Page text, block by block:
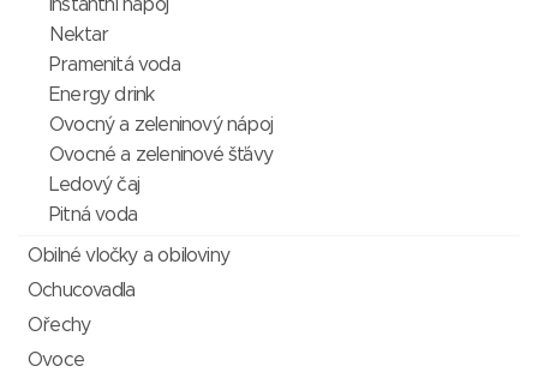
Instantní nápoj
Nektar
Pramenitá voda
Energy drink
Ovocný a zeleninový nápoj
Ovocné a zeleninové šťávy
Ledový čaj
Pitná voda
Obilné vločky a obiloviny
Ochucovadla
Ořechy
Ovoce